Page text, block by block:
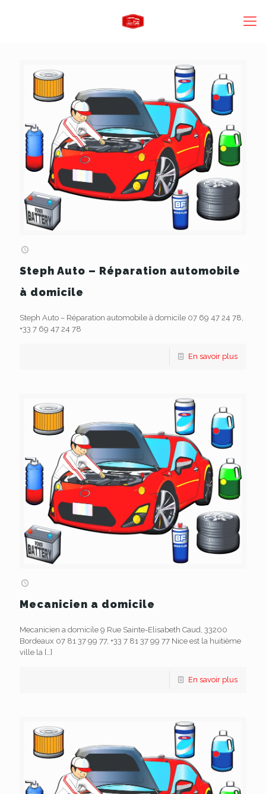
Steph Auto – Réparation automobile
à domicile
Steph Auto – Réparation automobile à domicile 07 69 47 24 78,
+33 7 69 47 24 78
En savoir plus
Mecanicien a domicile
Mecanicien a domicile 9 Rue Sainte-Elisabeth Caud, 33200
Bordeaux 07 81 37 99 77, +33 7 81 37 99 77 Nice est la huitième
ville la […]
En savoir plus